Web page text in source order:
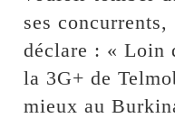
ses
déclare : « Loin
la 3G+ de
mieux au